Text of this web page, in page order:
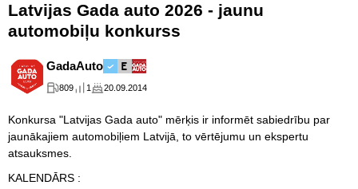
Latvijas Gada auto 2026 - jaunu
automobiļu konkurss
GadaAuto
809 1 20.09.2014
Konkursa "Latvijas Gada auto" mērķis ir informēt sabiedrību par
jaunākajiem automobiļiem Latvijā, to vērtējumu un ekspertu
atsauksmes.
KALENDĀRS :